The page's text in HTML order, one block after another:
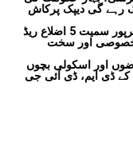
پر لیا گیا فیصلہ،اب 16 مارچ 2027 تک رہے گی دیپک پرکاش
بہار کے 5 اضلاع میں ڈینگو کا پھیلاؤ، پٹنہ، مظفرپور سمیت 5 اضلاع ریڈ
اور سخت
اور اسکولی بچوں
کے ڈی ایم، ڈی آئی جی